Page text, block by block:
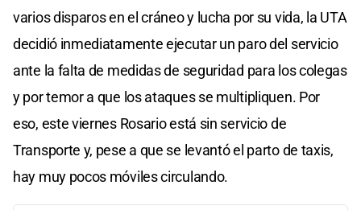
varios disparos en el cráneo y lucha por su vida, la UTA
decidió inmediatamente ejecutar un paro del servicio
ante la falta de medidas de seguridad para los colegas
y por temor a que los ataques se multipliquen. Por
eso, este viernes Rosario está sin servicio de
Transporte y, pese a que se levantó el parto de taxis,
hay muy pocos móviles circulando.